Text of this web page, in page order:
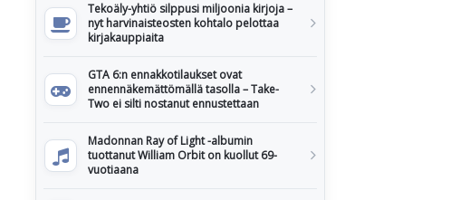
Tekoäly-yhtiö silppusi miljoonia kirjoja –
nyt harvinaisteosten kohtalo pelottaa
kirjakauppiaita
GTA 6:n ennakkotilaukset ovat
ennennäkemättömällä tasolla – Take-
Two ei silti nostanut ennustettaan
Madonnan Ray of Light -albumin
tuottanut William Orbit on kuollut 69-
vuotiaana